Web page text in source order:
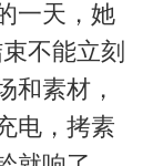
一天，她
不能立刻
和素材，
电，拷素